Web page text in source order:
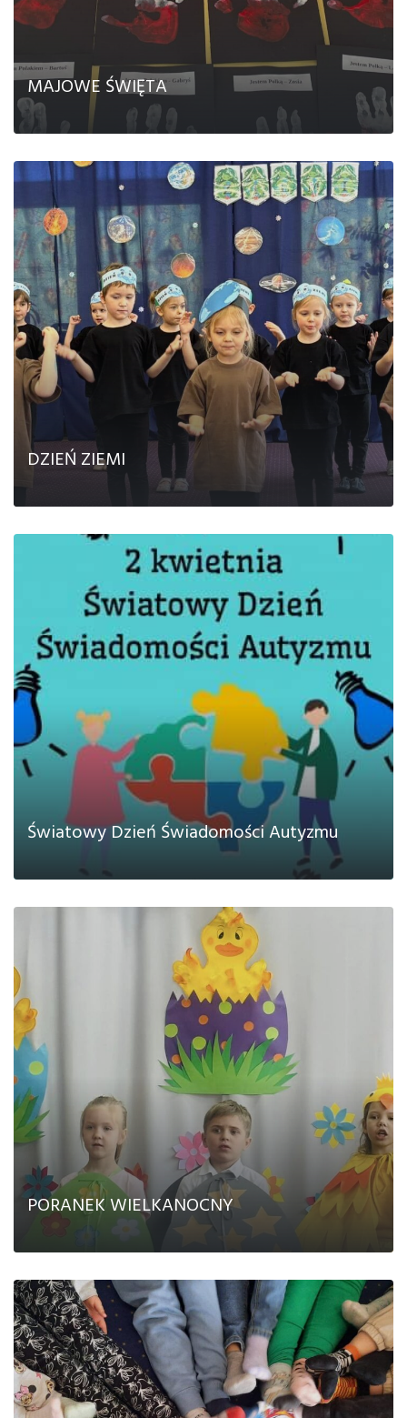
MAJOWE ŚWIĘTA
CZYTAJ DALEJ
DZIEŃ ZIEMI
CZYTAJ DALEJ
Światowy Dzień Świadomości Autyzmu
PORANEK WIELKANOCNY
CZYTAJ DALEJ